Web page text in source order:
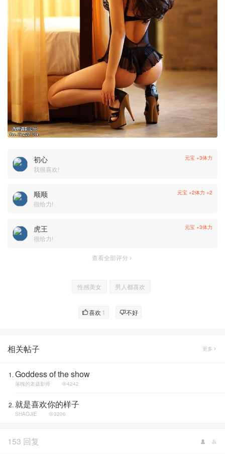
初心 体力
元宝 +3
我很喜欢!
顺顺 体力 +2
元宝 +2
很给力!
虎王 体力
元宝 +3
很给力!
查看全部评分
性感美女 男人都喜欢
喜欢 1 不好
相关帖子 更多
Goddess of the show
落魄的老摄影师 4242
就是喜欢你的样子
SHAOJIE 3206
153 回复